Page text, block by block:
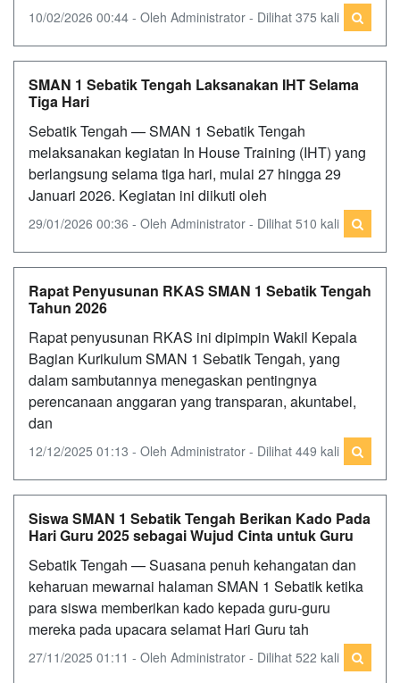
10/02/2026 00:44 - Oleh Administrator - Dilihat 375 kali
SMAN 1 Sebatik Tengah Laksanakan IHT Selama
Tiga Hari
Sebatik Tengah — SMAN 1 Sebatik Tengah
melaksanakan kegiatan In House Training (IHT) yang
berlangsung selama tiga hari, mulai 27 hingga 29
Januari 2026. Kegiatan ini diikuti oleh
29/01/2026 00:36 - Oleh Administrator - Dilihat 510 kali
Rapat Penyusunan RKAS SMAN 1 Sebatik Tengah
Tahun 2026
Rapat penyusunan RKAS ini dipimpin Wakil Kepala
Bagian Kurikulum SMAN 1 Sebatik Tengah, yang
dalam sambutannya menegaskan pentingnya
perencanaan anggaran yang transparan, akuntabel,
dan
12/12/2025 01:13 - Oleh Administrator - Dilihat 449 kali
Siswa SMAN 1 Sebatik Tengah Berikan Kado Pada
Hari Guru 2025 sebagai Wujud Cinta untuk Guru
Sebatik Tengah — Suasana penuh kehangatan dan
keharuan mewarnai halaman SMAN 1 Sebatik ketika
para siswa memberikan kado kepada guru-guru
mereka pada upacara selamat Hari Guru tah
27/11/2025 01:11 - Oleh Administrator - Dilihat 522 kali